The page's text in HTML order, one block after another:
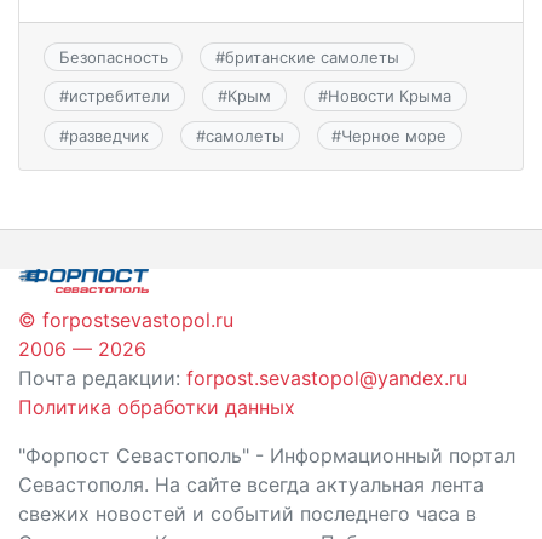
Безопасность #британские самолеты
#истребители #Крым #Новости Крыма
#разведчик #самолеты #Черное море
© forpostsevastopol.ru
2006 — 2026
Почта редакции: forpost.sevastopol@yandex.ru
Политика обработки данных
"Форпост Севастополь" - Информационный портал
Севастополя. На сайте всегда актуальная лента
свежих новостей и событий последнего часа в